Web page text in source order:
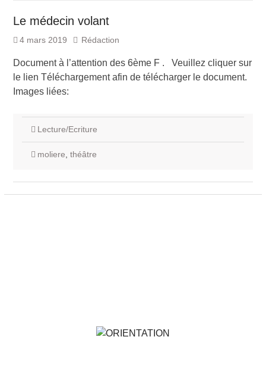
Le médecin volant
4 mars 2019 Rédaction
Document à l’attention des 6ème F . Veuillez cliquer sur
le lien Téléchargement afin de télécharger le document.
Images liées:
Lecture/Ecriture
moliere théâtre